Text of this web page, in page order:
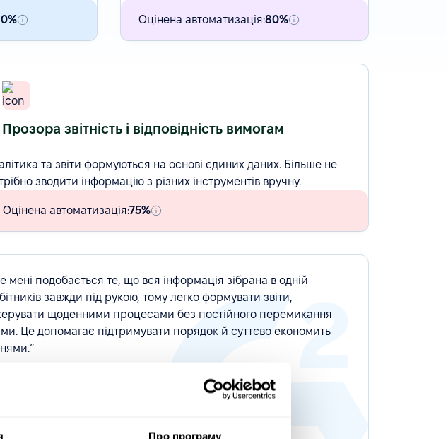
Про програму
Оцінена автоматизація:80%
Прозора звітність і відповідність вимогам
та звіти формуються на основі єдиних даних. Більше не
зводити інформацію з різних інструментів вручну.
Оцінена автоматизація:75%
мені подобається те, що вся інформація зібрана в одній
завжди під рукою, тому легко формувати звіти,
щоденними процесами без постійного перемикання
Це допомагає підтримувати порядок й суттєво економить